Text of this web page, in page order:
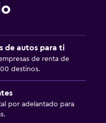
de autos para ti
de renta de
destinos.
por adelantado para